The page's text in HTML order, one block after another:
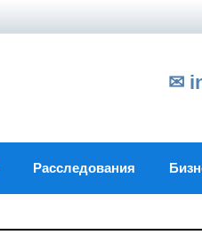
✉
Расследования